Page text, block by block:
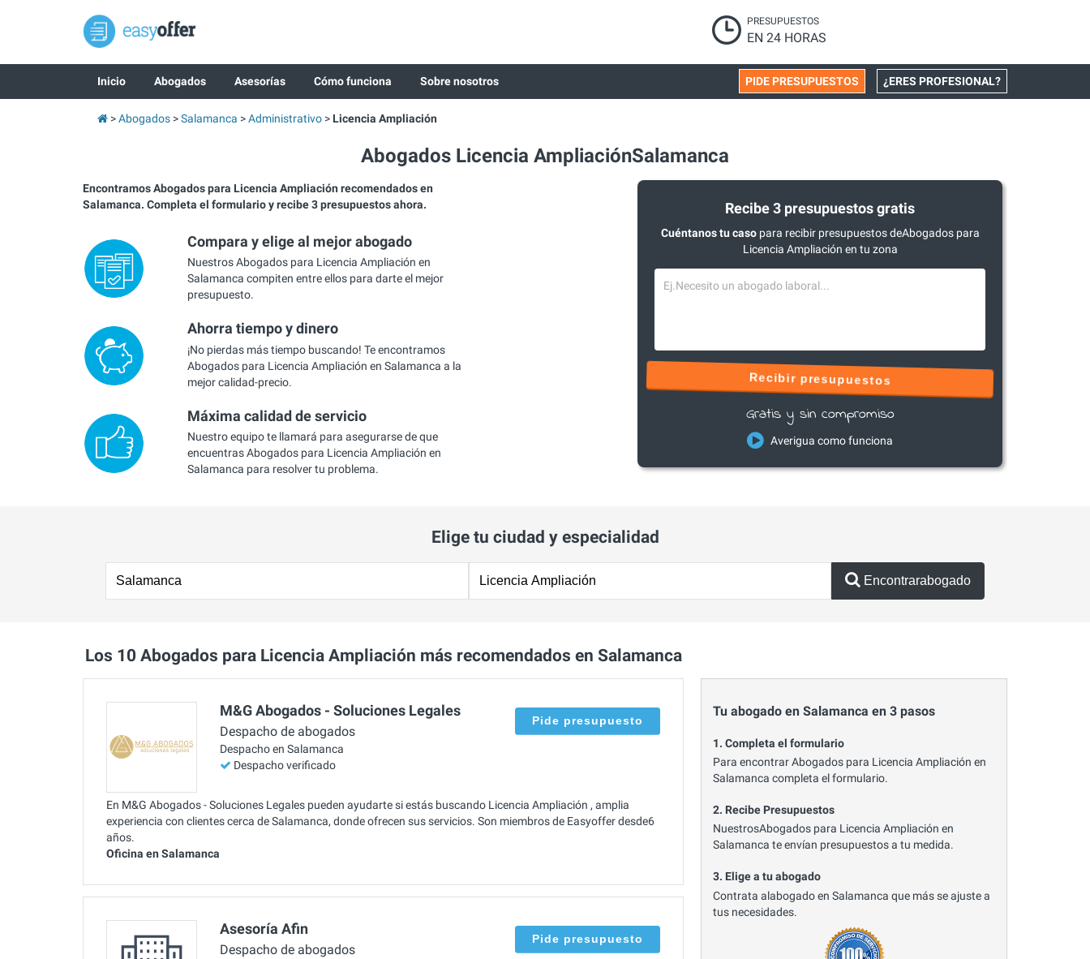
PRESUPUESTOS
EN 24 HORAS
Inicio Abogados Asesorías Cómo funciona Sobre nosotros ¿ERES PROFESIONAL?
PIDE PRESUPUESTOS
Abogados Salamanca Administrativo Licencia Ampliación
Abogados Licencia AmpliaciónSalamanca
Encontramos Abogados para Licencia Ampliación recomendados en
Salamanca. Completa el formulario y recibe 3 presupuestos ahora.
Compara y elige al mejor abogado
Nuestros Abogados para Licencia Ampliación en
Salamanca compiten entre ellos para darte el mejor
presupuesto.
Ahorra tiempo y dinero
¡No pierdas más tiempo buscando! Te encontramos
Abogados para Licencia Ampliación en Salamanca a la
mejor calidad-precio.
Máxima calidad de servicio
Nuestro equipo te llamará para asegurarse de que
encuentras Abogados para Licencia Ampliación en
Salamanca para resolver tu problema.
Recibe 3 presupuestos gratis
Cuéntanos tu casopara recibir presupuestos deAbogados para
Licencia Ampliación en tu zona
Recibir presupuestos
Gratis y sin compromiso
Averigua como funciona
Elige tu ciudad y especialidad
Encontrarabogado
Los 10 Abogados para Licencia Ampliación más recomendados en Salamanca
M&G Abogados - Soluciones Legales
Despacho de abogados
Despacho en Salamanca
Despacho verificado
Pide presupuesto
En M&G Abogados - Soluciones Legales pueden ayudarte si estás buscando Licencia Ampliación , amplia
experiencia con clientes cerca de Salamanca, donde ofrecen sus servicios. Son miembros de Easyoffer desde6
años.
Oficina en Salamanca
Asesoría Afin
Despacho de abogados
Pide presupuesto
Tu abogado en Salamanca en 3 pasos
1. Completa el formulario
Para encontrar Abogados para Licencia Ampliación en
Salamanca completa el formulario.
2. Recibe Presupuestos
NuestrosAbogados para Licencia Ampliación en
Salamanca te envían presupuestos a tu medida.
3. Elige a tu abogado
Contrata alabogado en Salamanca que más se ajuste a
tus necesidades.